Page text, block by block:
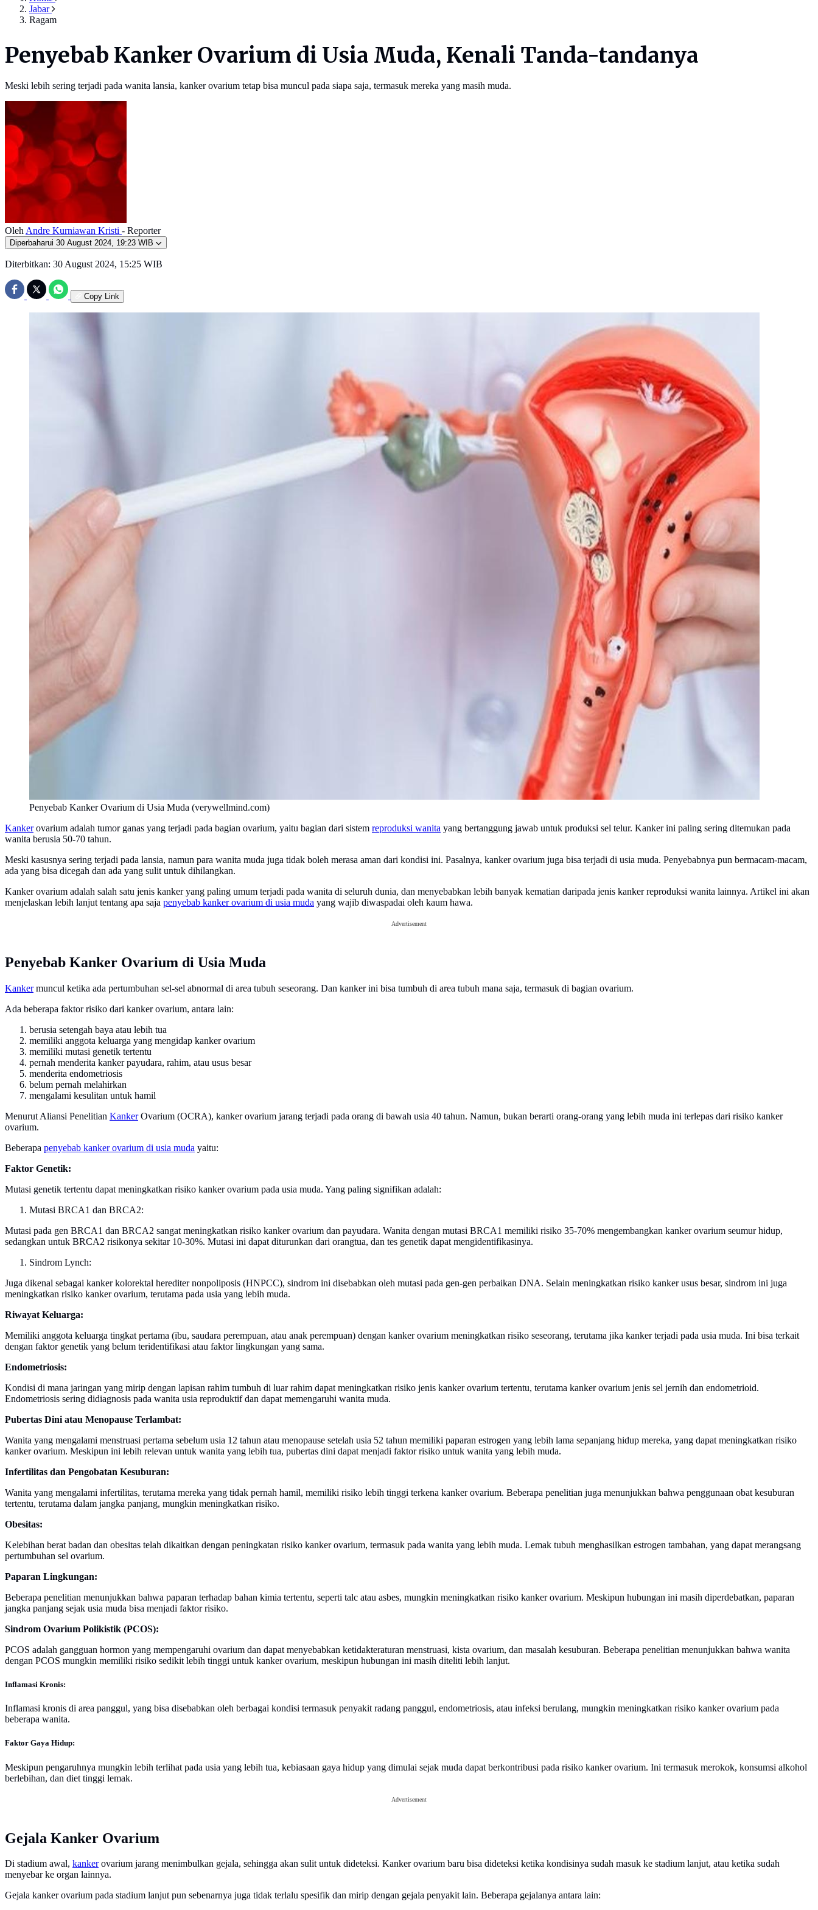
Jabar
Ragam
Penyebab Kanker Ovarium di Usia Muda, Kenali Tanda-tandanya
Meski lebih sering terjadi pada wanita lansia, kanker ovarium tetap bisa muncul pada siapa saja, termasuk mereka yang masih muda.
Oleh Andre Kurniawan Kristi - Reporter
Diperbaharui 30 August 2024, 19:23 WIB
Diterbitkan: 30 August 2024, 15:25 WIB
Copy Link
Penyebab Kanker Ovarium di Usia Muda (verywellmind.com)
Kankerovarium adalah tumor ganas yang terjadi pada bagian ovarium, yaitu bagian dari sistem reproduksi wanita yang bertanggung jawab untuk produksi sel telur. Kanker ini paling sering ditemukan pada
wanita berusia 50-70 tahun.
Meski kasusnya sering terjadi pada lansia, namun para wanita muda juga tidak boleh merasa aman dari kondisi ini. Pasalnya, kanker ovarium juga bisa terjadi di usia muda. Penyebabnya pun bermacam-macam,
ada yang bisa dicegah dan ada yang sulit untuk dihilangkan.
Kanker ovarium adalah salah satu jenis kanker yang paling umum terjadi pada wanita di seluruh dunia, dan menyebabkan lebih banyak kematian daripada jenis kanker reproduksi wanita lainnya. Artikel ini akan
menjelaskan lebih lanjut tentang apa saja penyebab kanker ovarium di usia muda yang wajib diwaspadai oleh kaum hawa.
Advertisement
Penyebab Kanker Ovarium di Usia Muda
Kankermuncul ketika ada pertumbuhan sel-sel abnormal di area tubuh seseorang. Dan kanker ini bisa tumbuh di area tubuh mana saja, termasuk di bagian ovarium.
Ada beberapa faktor risiko dari kanker ovarium, antara lain:
berusia setengah baya atau lebih tua
memiliki anggota keluarga yang mengidap kanker ovarium
memiliki mutasi genetik tertentu
pernah menderita kanker payudara, rahim, atau usus besar
menderita endometriosis
belum pernah melahirkan
mengalami kesulitan untuk hamil
Menurut Aliansi Penelitian KankerOvarium (OCRA), kanker ovarium jarang terjadi pada orang di bawah usia 40 tahun. Namun, bukan berarti orang-orang yang lebih muda ini terlepas dari risiko kanker
ovarium.
Beberapa penyebab kanker ovarium di usia muda yaitu:
Faktor Genetik:
Mutasi genetik tertentu dapat meningkatkan risiko kanker ovarium pada usia muda. Yang paling signifikan adalah:
Mutasi BRCA1 dan BRCA2:
Mutasi pada gen BRCA1 dan BRCA2 sangat meningkatkan risiko kanker ovarium dan payudara. Wanita dengan mutasi BRCA1 memiliki risiko 35-70% mengembangkan kanker ovarium seumur hidup,
sedangkan untuk BRCA2 risikonya sekitar 10-30%. Mutasi ini dapat diturunkan dari orangtua, dan tes genetik dapat mengidentifikasinya.
Sindrom Lynch:
Juga dikenal sebagai kanker kolorektal herediter nonpoliposis (HNPCC), sindrom ini disebabkan oleh mutasi pada gen-gen perbaikan DNA. Selain meningkatkan risiko kanker usus besar, sindrom ini juga
meningkatkan risiko kanker ovarium, terutama pada usia yang lebih muda.
Riwayat Keluarga:
Memiliki anggota keluarga tingkat pertama (ibu, saudara perempuan, atau anak perempuan) dengan kanker ovarium meningkatkan risiko seseorang, terutama jika kanker terjadi pada usia muda. Ini bisa terkait
dengan faktor genetik yang belum teridentifikasi atau faktor lingkungan yang sama.
Endometriosis:
Kondisi di mana jaringan yang mirip dengan lapisan rahim tumbuh di luar rahim dapat meningkatkan risiko jenis kanker ovarium tertentu, terutama kanker ovarium jenis sel jernih dan endometrioid.
Endometriosis sering didiagnosis pada wanita usia reproduktif dan dapat memengaruhi wanita muda.
Pubertas Dini atau Menopause Terlambat:
Wanita yang mengalami menstruasi pertama sebelum usia 12 tahun atau menopause setelah usia 52 tahun memiliki paparan estrogen yang lebih lama sepanjang hidup mereka, yang dapat meningkatkan risiko
kanker ovarium. Meskipun ini lebih relevan untuk wanita yang lebih tua, pubertas dini dapat menjadi faktor risiko untuk wanita yang lebih muda.
Infertilitas dan Pengobatan Kesuburan:
Wanita yang mengalami infertilitas, terutama mereka yang tidak pernah hamil, memiliki risiko lebih tinggi terkena kanker ovarium. Beberapa penelitian juga menunjukkan bahwa penggunaan obat kesuburan
tertentu, terutama dalam jangka panjang, mungkin meningkatkan risiko.
Obesitas:
Kelebihan berat badan dan obesitas telah dikaitkan dengan peningkatan risiko kanker ovarium, termasuk pada wanita yang lebih muda. Lemak tubuh menghasilkan estrogen tambahan, yang dapat merangsang
pertumbuhan sel ovarium.
Paparan Lingkungan:
Beberapa penelitian menunjukkan bahwa paparan terhadap bahan kimia tertentu, seperti talc atau asbes, mungkin meningkatkan risiko kanker ovarium. Meskipun hubungan ini masih diperdebatkan, paparan
jangka panjang sejak usia muda bisa menjadi faktor risiko.
Sindrom Ovarium Polikistik (PCOS):
PCOS adalah gangguan hormon yang mempengaruhi ovarium dan dapat menyebabkan ketidakteraturan menstruasi, kista ovarium, dan masalah kesuburan. Beberapa penelitian menunjukkan bahwa wanita
dengan PCOS mungkin memiliki risiko sedikit lebih tinggi untuk kanker ovarium, meskipun hubungan ini masih diteliti lebih lanjut.
Inflamasi Kronis:
Inflamasi kronis di area panggul, yang bisa disebabkan oleh berbagai kondisi termasuk penyakit radang panggul, endometriosis, atau infeksi berulang, mungkin meningkatkan risiko kanker ovarium pada
beberapa wanita.
Faktor Gaya Hidup:
Meskipun pengaruhnya mungkin lebih terlihat pada usia yang lebih tua, kebiasaan gaya hidup yang dimulai sejak muda dapat berkontribusi pada risiko kanker ovarium. Ini termasuk merokok, konsumsi alkohol
berlebihan, dan diet tinggi lemak.
Advertisement
Gejala Kanker Ovarium
Di stadium awal, kankerovarium jarang menimbulkan gejala, sehingga akan sulit untuk dideteksi. Kanker ovarium baru bisa dideteksi ketika kondisinya sudah masuk ke stadium lanjut, atau ketika sudah
menyebar ke organ lainnya.
Gejala kanker ovarium pada stadium lanjut pun sebenarnya juga tidak terlalu spesifik dan mirip dengan gejala penyakit lain. Beberapa gejalanya antara lain: